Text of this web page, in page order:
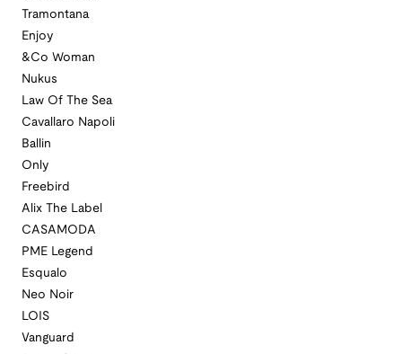
Tramontana
Enjoy
&Co Woman
Nukus
Law Of The Sea
Cavallaro Napoli
Ballin
Only
Freebird
Alix The Label
CASAMODA
PME Legend
Esqualo
Neo Noir
LOIS
Vanguard